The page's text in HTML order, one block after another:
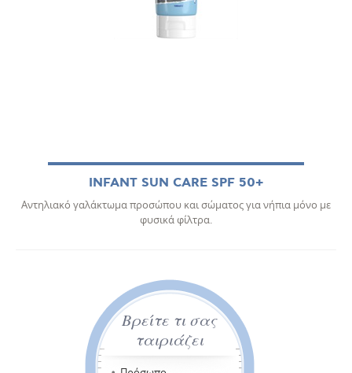
INFANT SUN CARE SPF 50+
Αντηλιακό γαλάκτωμα προσώπου και σώματος για νήπια μόνο με
φυσικά φίλτρα.
Βρείτε τι σας
ταιριάζει